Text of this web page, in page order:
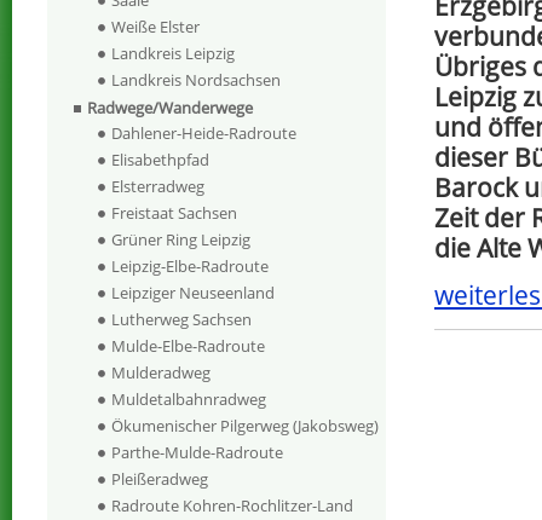
Übriges
Leipzig
und
dieser
Barock
Zeit der
die Alte
Weiße Elster
Landkreis Leipzig
Landkreis Nordsachsen
Radwege/Wanderwege
Dahlener-Heide-Radroute
Elisabethpfad
Elsterradweg
Freistaat Sachsen
Grüner Ring Leipzig
Leipzig-Elbe-Radroute
Leipziger Neuseenland
Lutherweg Sachsen
Mulde-Elbe-Radroute
Mulderadweg
Muldetalbahnradweg
Ökumenischer Pilgerweg (Jakobsweg)
Parthe-Mulde-Radroute
Pleißeradweg
Radroute Kohren-Rochlitzer-Land